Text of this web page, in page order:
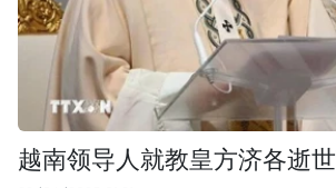
越南领导人就教皇方济各逝